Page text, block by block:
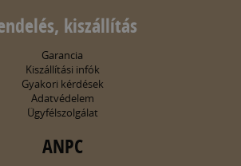
kiszállítás
Garancia
Kiszállítási infók
Gyakori kérdések
Adatvédelem
Ügyfélszolgálat
ANPC